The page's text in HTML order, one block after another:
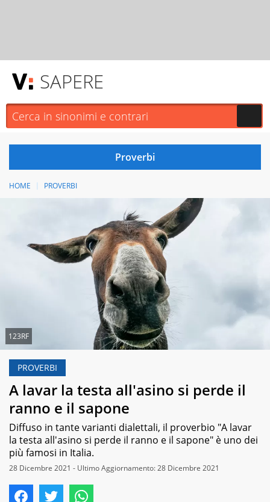
SAPERE
HOME PROVERBI
123RF
PROVERBI
A lavar la testa all'asino si perde il
ranno e il sapone
Diffuso in tante varianti dialettali, il proverbio "A lavar
la testa all'asino si perde il ranno e il sapone" è uno dei
più famosi in Italia.
28 Dicembre 2021 - Ultimo Aggiornamento: 28 Dicembre 2021